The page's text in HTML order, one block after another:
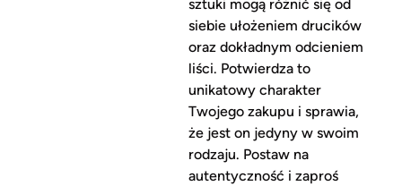
sztuki mogą różnić się od
siebie ułożeniem drucików
oraz dokładnym odcieniem
liści. Potwierdza to
unikatowy charakter
Twojego zakupu i sprawia,
że jest on jedyny w swoim
rodzaju. Postaw na
autentyczność i zaproś